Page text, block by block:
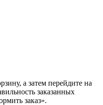
а затем перейдите на
заказанных
заказ».